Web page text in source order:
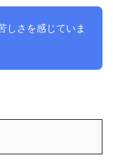
しさを感じていま